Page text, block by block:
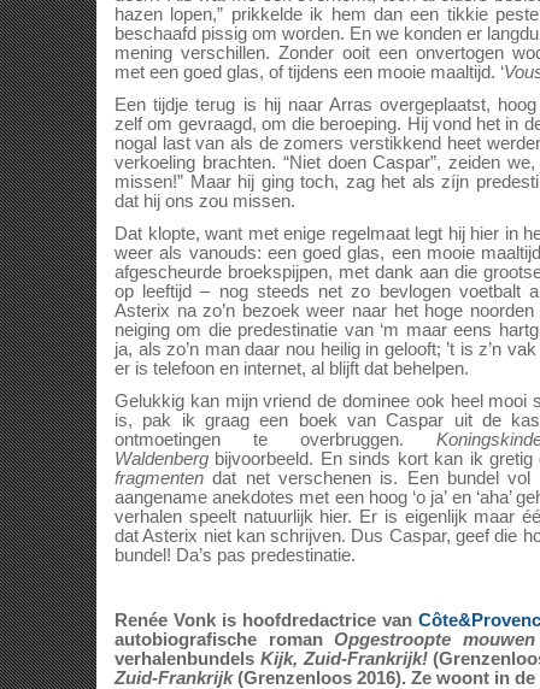
hazen lopen,” prikkelde ik hem dan een tikkie
beschaafd pissig om worden. En we konden er
mening verschillen. Zonder ooit een onvertogen
met een goed glas, of tijdens een mooie maaltijd. ‘
Een tijdje terug is hij naar Arras overgeplaatst,
zelf om gevraagd, om die beroeping. Hij vond het in
nogal last van als de zomers verstikkend heet
verkoeling brachten. “Niet doen Caspar”, zeiden
missen!” Maar hij ging toch, zag het als zíjn
dat hij ons zou missen.
Dat klopte, want met enige regelmaat legt hij hier in
weer als vanouds: een goed glas, een mooie
afgescheurde broekspijpen, met dank aan die
op leeftijd – nog steeds net zo bevlogen voetbalt
Asterix na zo’n bezoek weer naar het hoge
neiging om die predestinatie van ‘m maar eens
ja, als zo’n man daar nou heilig in gelooft; ’t is z’n
er is telefoon en internet, al blijft dat behelpen.
Gelukkig kan mijn vriend de dominee ook heel mooi
is, pak ik graag een boek van Caspar uit de
ontmoetingen te overbruggen.
Waldenberg bijvoorbeeld. En sinds kort kan ik
fragmenten dat net verschenen is. Een bundel vol
aangename anekdotes met een hoog ‘o ja’ en ‘aha’
verhalen speelt natuurlijk hier. Er is eigenlijk maar
dat Asterix niet kan schrijven. Dus Caspar, geef die
bundel! Da’s pas predestinatie.
Renée Vonk is hoofdredactrice van
autobiografische romanOpgestroopte
verhalenbundels Kijk, Zuid-Frankrijk!
Zuid-Frankrijk(Grenzenloos 2016). Ze woont in de